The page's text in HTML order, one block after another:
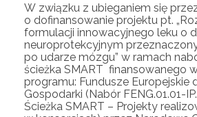
W związku z ubieganiem się
o dofinansowanie projektu pt.
formulacji innowacyjnego leku o
neuroprotekcyjnym
po udarze mózgu” w ramach
ścieżka SMART finansowanego
programu: Fundusze Europejskie
Gospodarki (Nabór FENG.01.01-
Ścieżka SMART – Projekty